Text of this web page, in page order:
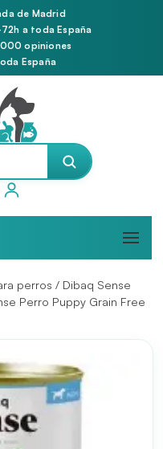
de Madrid
a toda España
opiniones
España
perros / Dibaq Sense
Perro Puppy Grain Free